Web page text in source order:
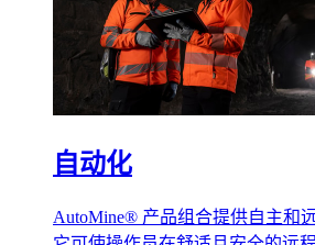
自动化
AutoMine® 产品组合提供自主和